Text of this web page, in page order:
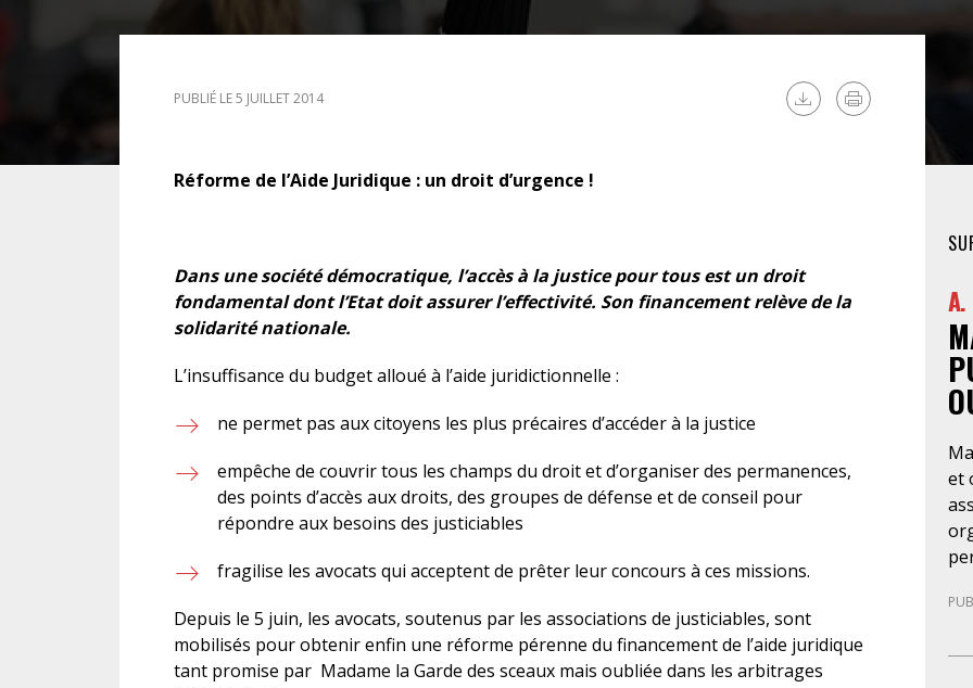
DROIT DES MINEURS
DROIT INTERNATIONAL
PUBLIÉ LE 5 JUILLET 2014
Réforme de l’Aide Juridique : un droit d’urgence !
Dans une société démocratique, l’accès à la justice pour tous est un droit
fondamental dont l’Etat doit assurer l’effectivité. Son financement relève de la
solidarité nationale.
L’insuffisance du budget alloué à l’aide juridictionnelle :
ne permet pas aux citoyens les plus précaires d’accéder à la justice
empêche de couvrir tous les champs du droit et d’organiser des permanences,
des points d’accès aux droits, des groupes de défense et de conseil pour
répondre aux besoins des justiciables
fragilise les avocats qui acceptent de prêter leur concours à ces missions.
Depuis le 5 juin, les avocats, soutenus par les associations de justiciables, sont
mobilisés pour obtenir enfin une réforme pérenne du financement de l’aide juridique
tant promise par Madame la Garde des sceaux mais oubliée dans les arbitrages
et